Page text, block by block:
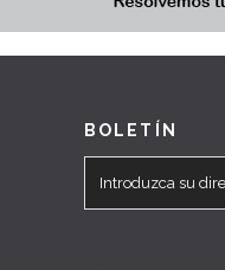
BOLETÍN